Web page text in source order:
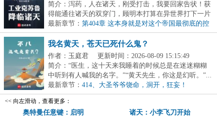
简介：泻药，人在诸天，刚受打击，我要回家告状！获
得能通往诸天的双穿门，顾明本打算在异世界打下一片
大...
最新章节： 第404章 这本身就是对这个帝国最彻底的控
诉！
我名黄天，苍天已死什么鬼？
作者：玉庭君
更新时间：2026-08-09 15:15:49
简介：“医生，这十天来我睡着的时候总是在迷迷糊糊
中听到有人喊我的名字。”“黄天先生，你这是幻听。”...
最新章节： 414、大圣爷爷饶命，洞开，狂妄！
<< 向左滑动，查看更多：
奥特曼任意键：启明
诸天：小李飞刀开始